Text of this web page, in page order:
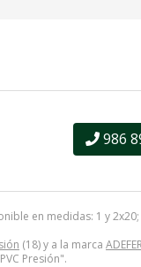
medidas: 1 y 2x20; 3 y
(18) y a la marca
Presión".
986